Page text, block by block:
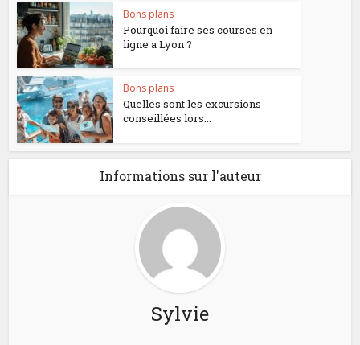
Bons plans
Pourquoi faire ses courses en
ligne a Lyon ?
Bons plans
Quelles sont les excursions
conseillées lors...
Informations sur l'auteur
Sylvie